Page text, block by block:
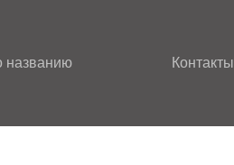
названию Контакты